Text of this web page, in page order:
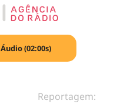
Áudio (02:00s)
Reportagem: